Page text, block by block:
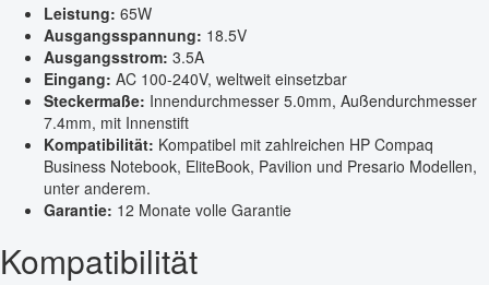
Leistung: 65W
Ausgangsspannung: 18.5V
Ausgangsstrom: 3.5A
Eingang: AC 100-240V, weltweit einsetzbar
Steckermaße: Innendurchmesser 5.0mm, Außendurchmesser
7.4mm, mit Innenstift
Kompatibilität: Kompatibel mit zahlreichen HP Compaq
Business Notebook, EliteBook, Pavilion und Presario Modellen,
unter anderem.
Garantie: 12 Monate volle Garantie
Kompatibilität